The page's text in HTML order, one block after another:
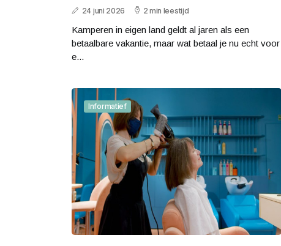
24 juni 2026 2 min leestijd
Kamperen in eigen land geldt al jaren als een
betaalbare vakantie, maar wat betaal je nu echt voor
e...
Informatief